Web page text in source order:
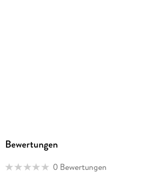
Bewertungen
0 Bewertungen